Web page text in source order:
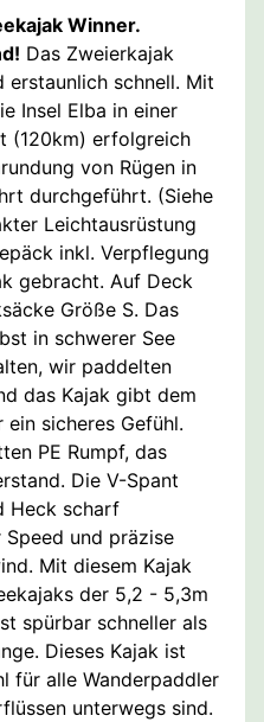
Winner.
Das Zweierkajak
erstaunlich schnell. Mit
Insel Elba in einer
(120km) erfolgreich
von Rügen in
durchgeführt. (Siehe
Leichtausrüstung
inkl. Verpflegung
gebracht. Auf Deck
Größe S. Das
in schwerer See
wir paddelten
das Kajak gibt dem
sicheres Gefühl.
PE Rumpf, das
Die V-Spant
Heck scharf
und präzise
Mit diesem Kajak
der 5,2 - 5,3m
spürbar schneller als
Dieses Kajak ist
für alle Wanderpaddler
unterwegs sind.